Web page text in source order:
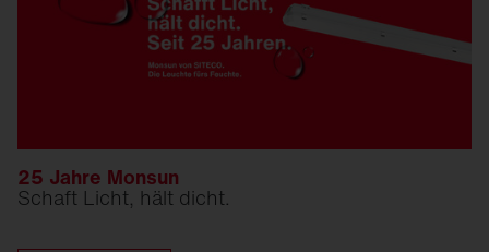
25 Jahre Monsun
Schaft Licht, hält dicht.